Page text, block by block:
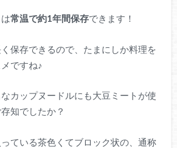
常温で約1年間保存できます！
保存できるので、たまにしか料理を
ですね♪
カップヌードルにも大豆ミートが使
知でしたか？
ている茶色くてブロック状の、通称